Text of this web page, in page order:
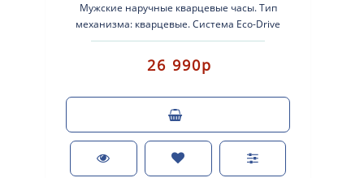
Мужские наручные кварцевые часы. Тип
механизма: кварцевые. Система Eco-Drive
(аккумулятор с питанием от светов..
26 990р